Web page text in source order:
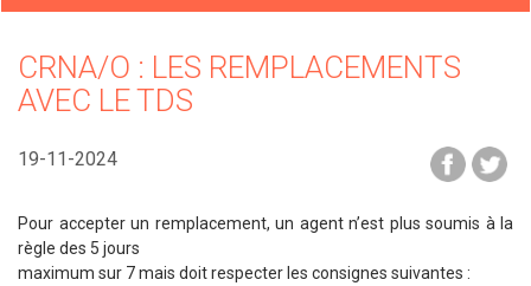
CRNA/O : LES REMPLACEMENTS
AVEC LE TDS
19-11-2024
Pour accepter un remplacement, un agent n’est plus soumis à la
règle des 5 jours
maximum sur 7 mais doit respecter les consignes suivantes :